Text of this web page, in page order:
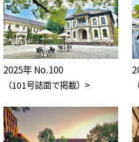
2025年 No.100
（101号誌面で掲載） >